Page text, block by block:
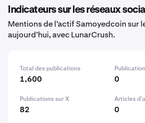
Indicateurs sur les réseaux
Mentions de l’actif Samoyedcoin sur
aujourd’hui, avec LunarCrush.
Total des publications
1,600 0
Publications sur X
82
Articles
0